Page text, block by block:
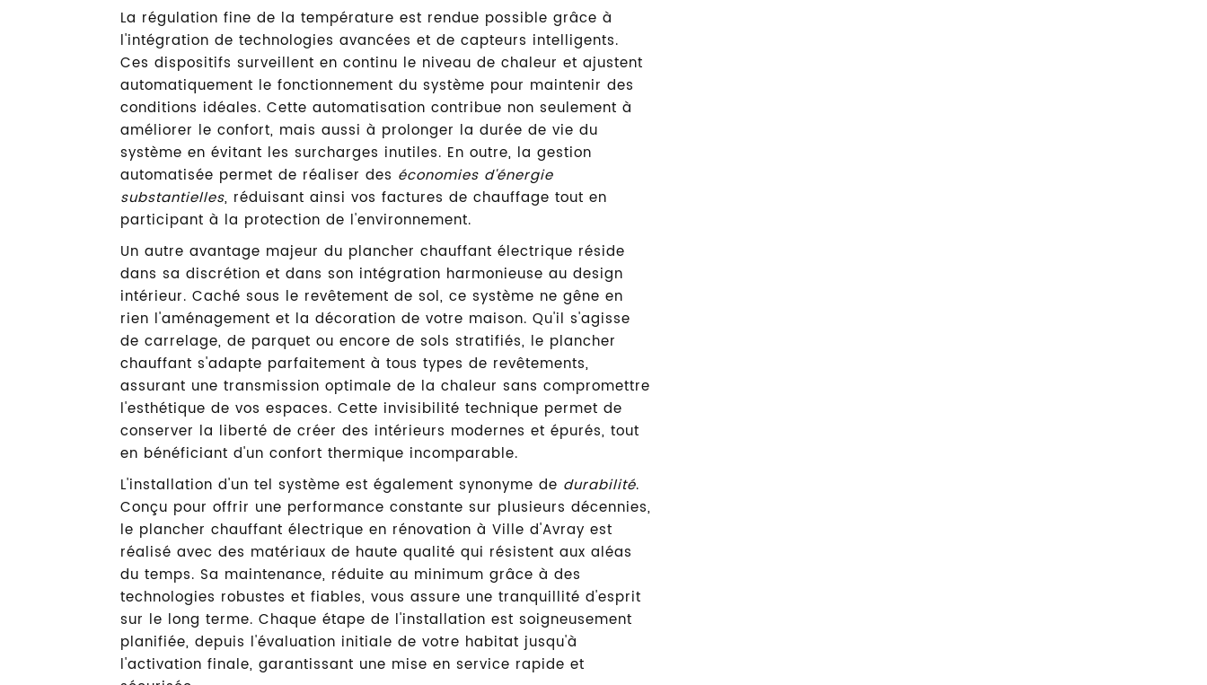
La régulation fine de la température est rendue possible grâce à
l'intégration de technologies avancées et de capteurs intelligents.
Ces dispositifs surveillent en continu le niveau de chaleur et ajustent
automatiquement le fonctionnement du système pour maintenir des
conditions idéales. Cette automatisation contribue non seulement à
améliorer le confort, mais aussi à prolonger la durée de vie du
système en évitant les surcharges inutiles. En outre, la gestion
automatisée permet de réaliser des économies d'énergie
substantielles, réduisant ainsi vos factures de chauffage tout en
participant à la protection de l'environnement.
Un autre avantage majeur du plancher chauffant électrique réside
dans sa discrétion et dans son intégration harmonieuse au design
intérieur. Caché sous le revêtement de sol, ce système ne gêne en
rien l'aménagement et la décoration de votre maison. Qu'il s'agisse
de carrelage, de parquet ou encore de sols stratifiés, le plancher
chauffant s'adapte parfaitement à tous types de revêtements,
assurant une transmission optimale de la chaleur sans compromettre
l'esthétique de vos espaces. Cette invisibilité technique permet de
conserver la liberté de créer des intérieurs modernes et épurés, tout
en bénéficiant d'un confort thermique incomparable.
L'installation d'un tel système est également synonyme de durabilité.
Conçu pour offrir une performance constante sur plusieurs décennies,
le plancher chauffant électrique en rénovation à Ville d'Avray est
réalisé avec des matériaux de haute qualité qui résistent aux aléas
du temps. Sa maintenance, réduite au minimum grâce à des
technologies robustes et fiables, vous assure une tranquillité d'esprit
sur le long terme. Chaque étape de l'installation est soigneusement
planifiée, depuis l'évaluation initiale de votre habitat jusqu'à
l'activation finale, garantissant une mise en service rapide et